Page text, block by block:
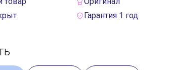
Гарантия 1 год